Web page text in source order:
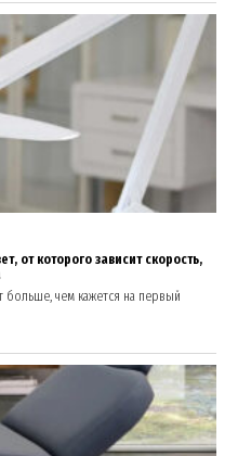
от которого зависит скорость,
чем кажется на первый